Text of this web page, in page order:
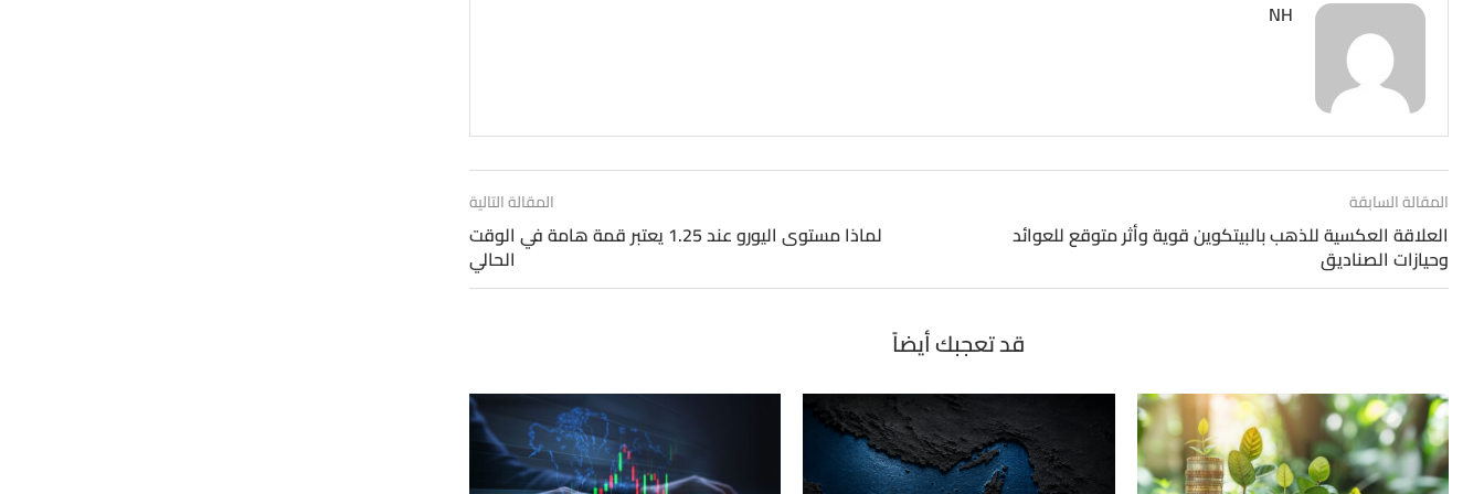
NH
المقالة السابقة
العلاقة العكسية للذهب بالبيتكوين قوية وأثر متوقع للعوائد
وحيازات الصناديق
المقالة التالية
لماذا مستوى اليورو عند 1.25 يعتبر قمة هامة في الوقت
الحالي
قد تعجبك أيضاً